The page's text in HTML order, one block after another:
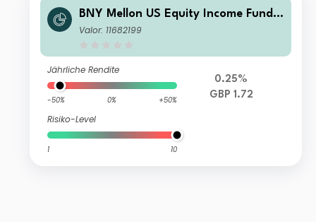
BNY Mellon US Equity Income Fund
U Accumulation
Valor: 11682199
Jährliche Rendite
-50% 0% +50%
Risiko-Level
1 10
0.25%
GBP 1.72